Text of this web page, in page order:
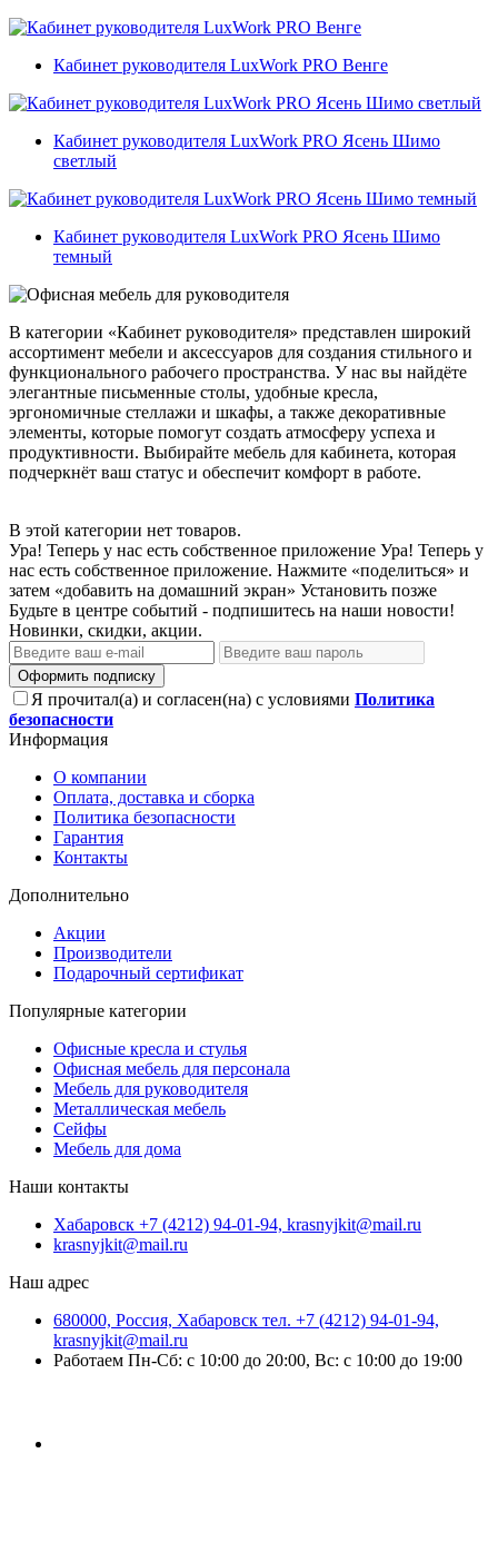
Кабинет руководителя LuxWork PRO Венге
Кабинет руководителя LuxWork PRO Ясень Шимо
светлый
Кабинет руководителя LuxWork PRO Ясень Шимо
темный
В категории «Кабинет руководителя» представлен широкий
ассортимент мебели и аксессуаров для создания стильного и
функционального рабочего пространства. У нас вы найдёте
элегантные письменные столы, удобные кресла,
эргономичные стеллажи и шкафы, а также декоративные
элементы, которые помогут создать атмосферу успеха и
продуктивности. Выбирайте мебель для кабинета, которая
подчеркнёт ваш статус и обеспечит комфорт в работе.
В этой категории нет товаров.
Ура! Теперь у нас есть собственное приложение Ура! Теперь у
нас есть собственное приложение. Нажмите «поделиться» и
затем «добавить на домашний экран» Установить позже
Будьте в центре событий - подпишитесь на наши новости!
Новинки, скидки, акции.
Оформить подписку
Я прочитал(а) и согласен(на) с условиями Политика
безопасности
Информация
О компании
Оплата, доставка и сборка
Политика безопасности
Гарантия
Контакты
Дополнительно
Акции
Производители
Подарочный сертификат
Популярные категории
Офисные кресла и стулья
Офисная мебель для персонала
Мебель для руководителя
Металлическая мебель
Сейфы
Мебель для дома
Наши контакты
Хабаровск +7 (4212) 94-01-94, krasnyjkit@mail.ru
krasnyjkit@mail.ru
Наш адрес
680000, Россия, Хабаровск тел. +7 (4212) 94-01-94,
krasnyjkit@mail.ru
Работаем Пн-Сб: с 10:00 до 20:00, Вс: с 10:00 до 19:00